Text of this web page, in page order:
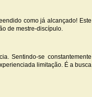
como já alcançado! Este
de mestre-discípulo.
Sentindo-se constantemente
limitação. É a busca